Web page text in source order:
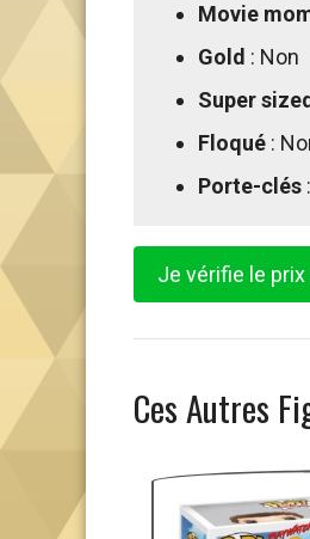
Movie
Gold : Non
Super sized
Floqué :
Porte-clés
Je vérifie le
Ces Autres